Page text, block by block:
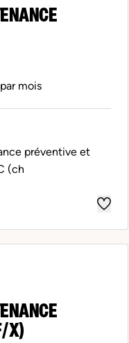
mois
préventive et
(ch
X)